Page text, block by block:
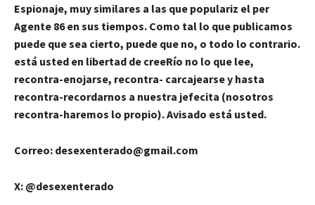
Espionaje, muy similares a las que populariz el per
Agente 86 en sus tiempos. Como tal lo que publicamos
puede que sea cierto, puede que no, o todo lo contrario.
está usted en libertad de creeRío no lo que lee,
recontra-enojarse, recontra- carcajearse y hasta
recontra-recordarnos a nuestra jefecita (nosotros
recontra-haremos lo propio). Avisado está usted.
Correo: desexenterado@gmail.com
X: @desexenterado